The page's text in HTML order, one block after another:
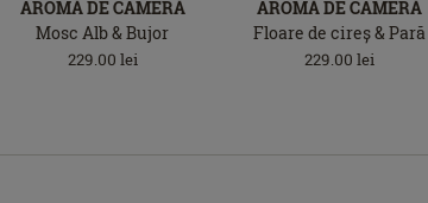
AROMĂ DE CAMERĂ
Mosc Alb & Bujor
229.00 lei
AROMĂ DE CAMERĂ
Floare de cireș & Pară
229.00 lei